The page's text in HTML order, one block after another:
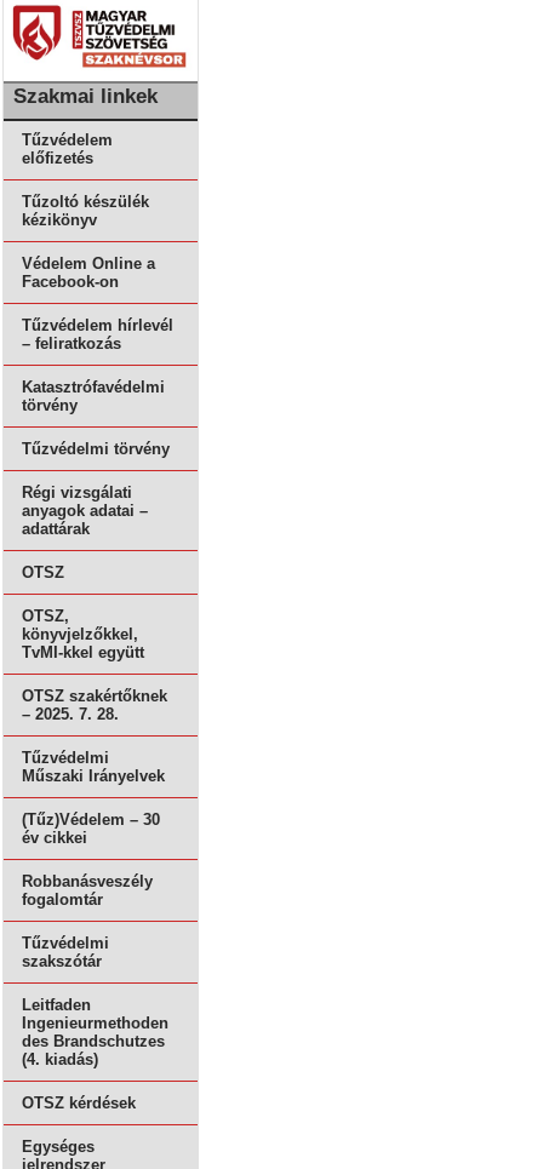
Szakmai linkek
Tűzvédelem
előfizetés
Tűzoltó készülék
kézikönyv
Védelem Online a
Facebook-on
Tűzvédelem hírlevél
– feliratkozás
Katasztrófavédelmi
törvény
Tűzvédelmi törvény
Régi vizsgálati
anyagok adatai –
adattárak
OTSZ
OTSZ,
könyvjelzőkkel,
TvMI-kkel együtt
OTSZ szakértőknek
– 2025. 7. 28.
Tűzvédelmi
Műszaki Irányelvek
(Tűz)Védelem – 30
év cikkei
Robbanásveszély
fogalomtár
Tűzvédelmi
szakszótár
Leitfaden
Ingenieurmethoden
des Brandschutzes
(4. kiadás)
OTSZ kérdések
Egységes
jelrendszer